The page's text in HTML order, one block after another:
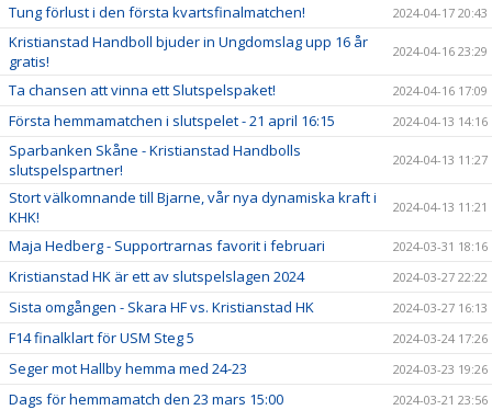
Tung förlust i den första kvartsfinalmatchen! 2024-04-17 20:43
Kristianstad Handboll bjuder in Ungdomslag upp 16 år
gratis!
2024-04-16 23:29
Ta chansen att vinna ett Slutspelspaket! 2024-04-16 17:09
Första hemmamatchen i slutspelet - 21 april 16:15 2024-04-13 14:16
Sparbanken Skåne - Kristianstad Handbolls
slutspelspartner!
2024-04-13 11:27
Stort välkomnande till Bjarne, vår nya dynamiska kraft i
KHK!
2024-04-13 11:21
Maja Hedberg - Supportrarnas favorit i februari 2024-03-31 18:16
Kristianstad HK är ett av slutspelslagen 2024 2024-03-27 22:22
Sista omgången - Skara HF vs. Kristianstad HK 2024-03-27 16:13
F14 finalklart för USM Steg 5 2024-03-24 17:26
Seger mot Hallby hemma med 24-23 2024-03-23 19:26
Dags för hemmamatch den 23 mars 15:00 2024-03-21 23:56